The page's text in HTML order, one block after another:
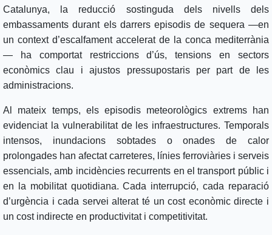
Catalunya, la reducció sostinguda dels nivells dels
embassaments durant els darrers episodis de sequera —en
un context d’escalfament accelerat de la conca mediterrània
— ha comportat restriccions d’ús, tensions en sectors
econòmics clau i ajustos pressupostaris per part de les
administracions.
Al mateix temps, els episodis meteorològics extrems han
evidenciat la vulnerabilitat de les infraestructures. Temporals
intensos, inundacions sobtades o onades de calor
prolongades han afectat carreteres, línies ferroviàries i serveis
essencials, amb incidències recurrents en el transport públic i
en la mobilitat quotidiana. Cada interrupció, cada reparació
d’urgència i cada servei alterat té un cost econòmic directe i
un cost indirecte en productivitat i competitivitat.